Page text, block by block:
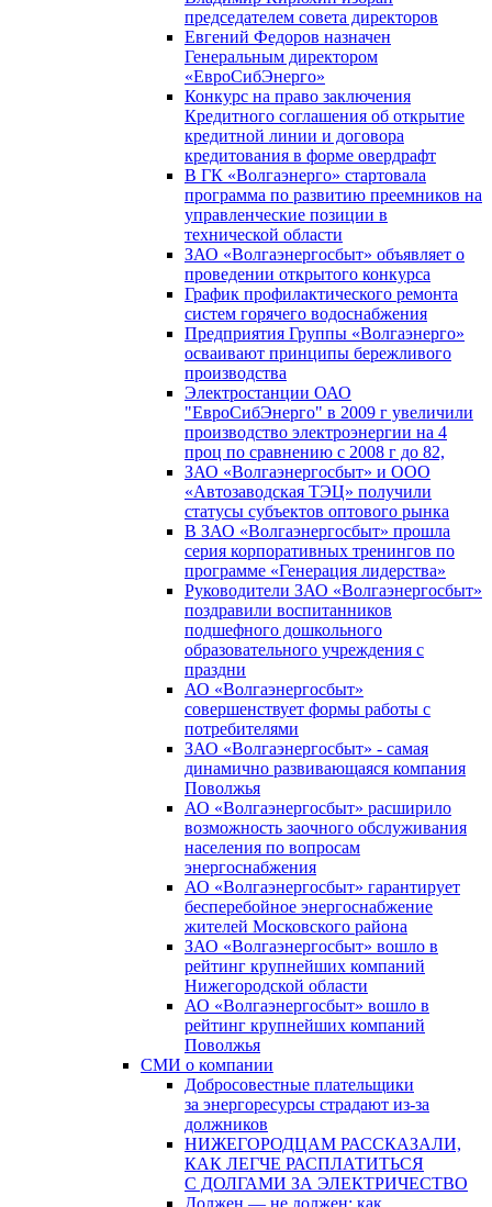
председателем совета директоров
Евгений Федоров назначен
Генеральным директором
«ЕвроСибЭнерго»
Конкурс на право заключения
Кредитного соглашения об открытие
кредитной линии и договора
кредитования в форме овердрафт
В ГК «Волгаэнерго» стартовала
программа по развитию преемников на
управленческие позиции в
технической области
ЗАО «Волгаэнергосбыт» объявляет о
проведении открытого конкурса
График профилактического ремонта
систем горячего водоснабжения
Предприятия Группы «Волгаэнерго»
осваивают принципы бережливого
производства
Электростанции ОАО
"ЕвроСибЭнерго" в 2009 г увеличили
производство электроэнергии на 4
проц по сравнению с 2008 г до 82,
ЗАО «Волгаэнергосбыт» и ООО
«Автозаводская ТЭЦ» получили
статусы субъектов оптового рынка
В ЗАО «Волгаэнергосбыт» прошла
серия корпоративных тренингов по
программе «Генерация лидерства»
Руководители ЗАО «Волгаэнергосбыт»
поздравили воспитанников
подшефного дошкольного
образовательного учреждения с
праздни
АО «Волгаэнергосбыт»
совершенствует формы работы с
потребителями
ЗАО «Волгаэнергосбыт» - самая
динамично развивающаяся компания
Поволжья
АО «Волгаэнергосбыт» расширило
возможность заочного обслуживания
населения по вопросам
энергоснабжения
АО «Волгаэнергосбыт» гарантирует
бесперебойное энергоснабжение
жителей Московского района
ЗАО «Волгаэнергосбыт» вошло в
рейтинг крупнейших компаний
Нижегородской области
АО «Волгаэнергосбыт» вошло в
рейтинг крупнейших компаний
Поволжья
СМИ о компании
Добросовестные плательщики
за энергоресурсы страдают из-за
должников
НИЖЕГОРОДЦАМ РАССКАЗАЛИ,
КАК ЛЕГЧЕ РАСПЛАТИТЬСЯ
С ДОЛГАМИ ЗА ЭЛЕКТРИЧЕСТВО